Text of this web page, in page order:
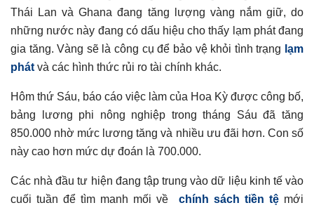
Thái Lan và Ghana đang tăng lượng vàng nắm giữ, do
những nước này đang có dấu hiệu cho thấy lạm phát đang
gia tăng. Vàng sẽ là công cụ để bảo vệ khỏi tình trạng lạm
phát và các hình thức rủi ro tài chính khác.
Hôm thứ Sáu, báo cáo việc làm của Hoa Kỳ được công bố,
bảng lương phi nông nghiệp trong tháng Sáu đã tăng
850.000 nhờ mức lương tăng và nhiều ưu đãi hơn. Con số
này cao hơn mức dự đoán là 700.000.
Các nhà đầu tư hiện đang tập trung vào dữ liệu kinh tế vào
cuối tuần để tìm manh mối về chính sách tiền tệmới